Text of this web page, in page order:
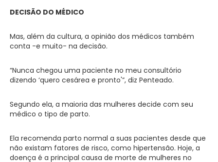
DECISÃO DO MÉDICO
Mas, além da cultura, a opinião dos médicos também
conta -e muito- na decisão.
“Nunca chegou uma paciente no meu consultório
dizendo ‘quero cesárea e pronto'”, diz Penteado.
Segundo ela, a maioria das mulheres decide com seu
médico o tipo de parto.
Ela recomenda parto normal a suas pacientes desde que
não existam fatores de risco, como hipertensão. Hoje, a
doença é a principal causa de morte de mulheres no